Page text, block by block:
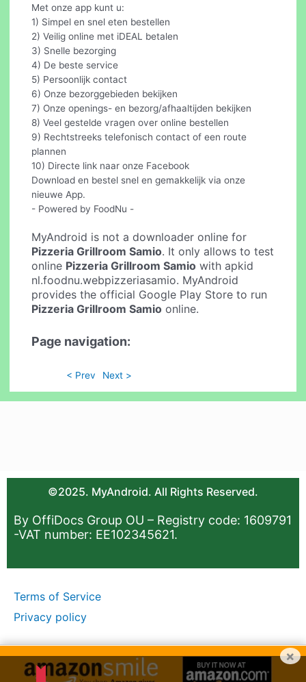
Met onze app kunt u:
1) Simpel en snel eten bestellen
2) Veilig online met iDEAL betalen
3) Snelle bezorging
4) De beste service
5) Persoonlijk contact
6) Onze bezorggebieden bekijken
7) Onze openings- en bezorg/afhaaltijden bekijken
8) Veel gestelde vragen over online bestellen
9) Rechtstreeks telefonisch contact of een route
plannen
10) Directe link naar onze Facebook
Download en bestel snel en gemakkelijk via onze
nieuwe App.
- Powered by FoodNu -
MyAndroid is not a downloader online for
Pizzeria Grillroom Samio. It only allows to test
online Pizzeria Grillroom Samio with apkid
nl.foodnu.webpizzeriasamio. MyAndroid
provides the official Google Play Store to run
Pizzeria Grillroom Samio online.
Page navigation:
< Prev Next >
©2025. MyAndroid. All Rights Reserved.
By OffiDocs Group OU – Registry code: 1609791
-VAT number: EE102345621.
Terms of Service
Privacy policy
×